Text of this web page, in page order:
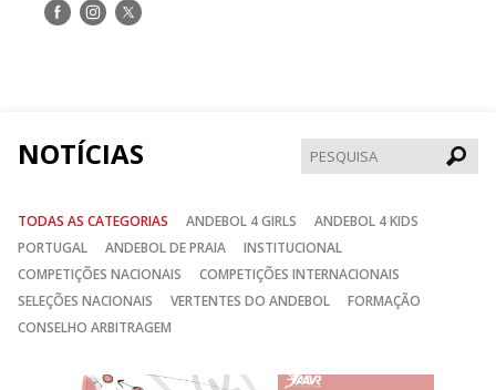
Siga-Siga-Siga-
NOTÍCIAS
TODAS AS CATEGORIAS ANDEBOL 4 GIRLS
ANDEBOL 4 KIDS
PORTUGAL
ANDEBOL DE PRAIA
INSTITUCIONAL
COMPETIÇÕES NACIONAIS
COMPETIÇÕES INTERNACIONAIS
SELEÇÕES NACIONAIS
VERTENTES DO ANDEBOL
FORMAÇÃO
CONSELHO ARBITRAGEM